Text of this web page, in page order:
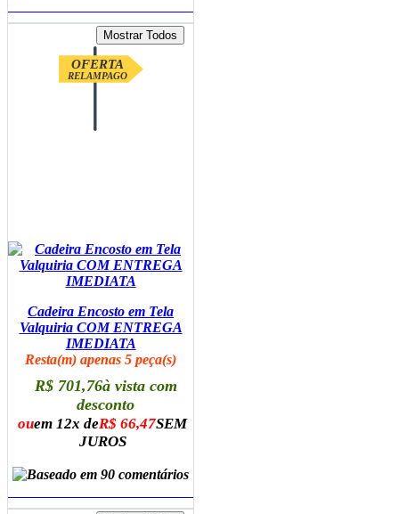
OFERTA
RELAMPAGO
Cadeira Encosto em Tela
Valquiria COM ENTREGA
IMEDIATA
Resta(m) apenas 5 peça(s)
R$ 701,76à vista com
desconto
ouem 12x deR$ 66,47SEM
JUROS